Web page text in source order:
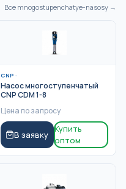
Все mnogostupenchatye-nasosy →
CNP ·
Насос многоступенчатый
CNP CDM 1-8
Цена по запросу
В заявку
Купить
оптом